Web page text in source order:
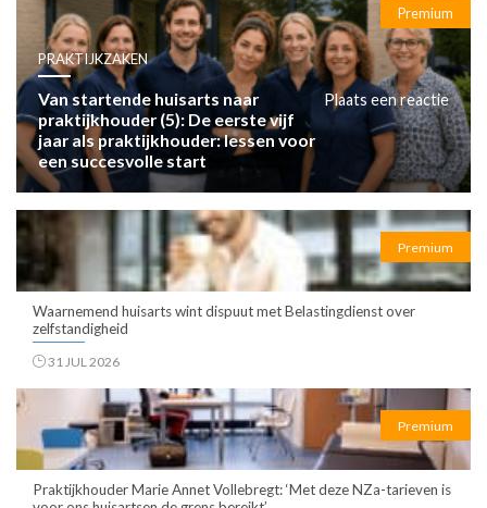
Premium
PRAKTIJKZAKEN
Van startende huisarts naar
praktijkhouder (5): De eerste vijf
jaar als praktijkhouder: lessen voor
een succesvolle start
Plaats een reactie
Premium
Waarnemend huisarts wint dispuut met Belastingdienst over
zelfstandigheid
31 JUL 2026
Premium
Praktijkhouder Marie Annet Vollebregt: ‘Met deze NZa-tarieven is